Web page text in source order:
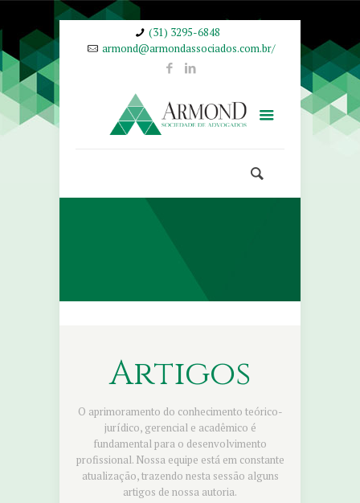
(31) 3295-6848
armond@armondassociados.com.br/
Artigos
O aprimoramento do conhecimento teórico-
jurídico, gerencial e acadêmico é
fundamental para o desenvolvimento
profissional. Nossa equipe está em constante
atualização, trazendo nesta sessão alguns
artigos de nossa autoria.